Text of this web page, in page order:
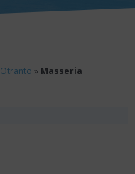
Otranto » Masseria